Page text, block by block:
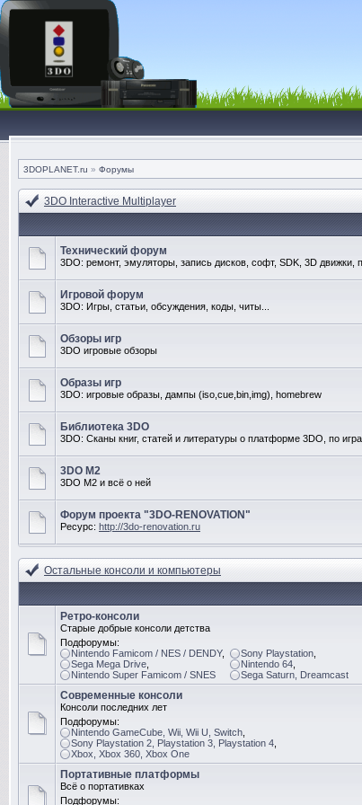
3DOPLANET.ru » Форумы
3DO Interactive Multiplayer
Технический форум
3DO: ремонт, эмуляторы, запись дисков, софт, SDK, 3D движки,
Игровой форум
3DO: Игры, статьи, обсуждения, коды, читы...
Обзоры игр
3DO игровые обзоры
Образы игр
3DO: игровые образы, дампы (iso,cue,bin,img), homebrew
Библиотека 3DO
3DO: Сканы книг, статей и литературы о платформе 3DO, по
3DO M2
3DO M2 и всё о ней
Форум проекта "3DO-RENOVATION"
Ресурс: http://3do-renovation.ru
Остальные консоли и компьютеры
Ретро-консоли
Старые добрые консоли детства
Подфорумы:
Nintendo Famicom / NES / DENDY,
Sega Mega Drive
Nintendo Super Famicom / SNES
Sony Playstation
Nintendo 64
Sega Saturn, Dreamcast
Современные консоли
Консоли последних лет
Подфорумы:
Nintendo GameCube, Wii, Wii U, Switch
Sony Playstation 2, Playstation 3, Playstation 4
Xbox, Xbox 360, Xbox One
Портативные платформы
Всё о портативках
Подфорумы: